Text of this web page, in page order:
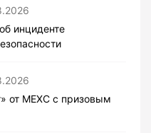
инциденте
от MEXC с призовым